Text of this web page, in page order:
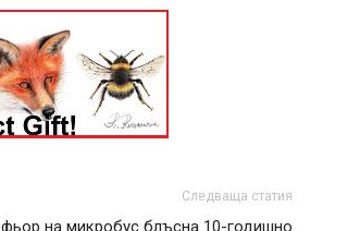
Следваща статия
на микробус блъсна 10-годишно